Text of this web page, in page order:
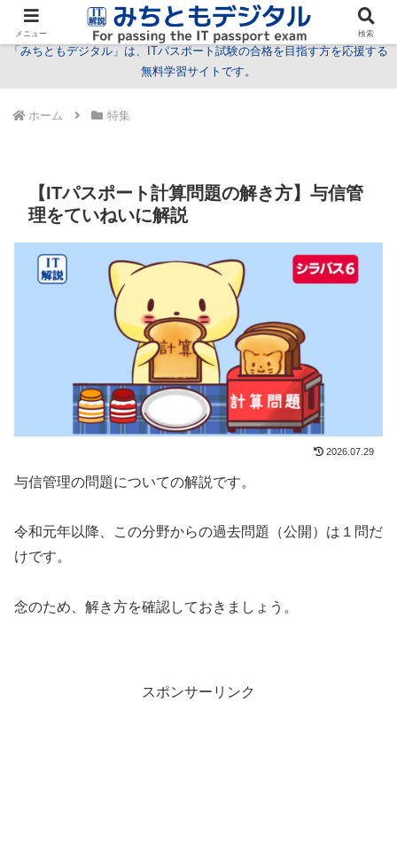
試験情報 学習方法 用語 問題 特集 お問い合わせ
「みちともデジタル」は、ITパスポート試験の合格を目指す方を応援する
無料学習サイトです。
ホーム 特集
【ITパスポート計算問題の解き方】与信管
理をていねいに解説
2026.07.29
与信管理の問題についての解説です。
令和元年以降、この分野からの過去問題（公開）は１問だ
けです。
念のため、解き方を確認しておきましょう。
スポンサーリンク
メニュー 検索